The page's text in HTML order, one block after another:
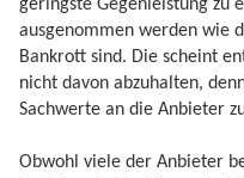
geringste Gegenleistung zu
ausgenommen werden wie
Bankrott sind. Die scheint
nicht davon abzuhalten,
Sachwerte an die Anbieter
Obwohl viele der Anbieter